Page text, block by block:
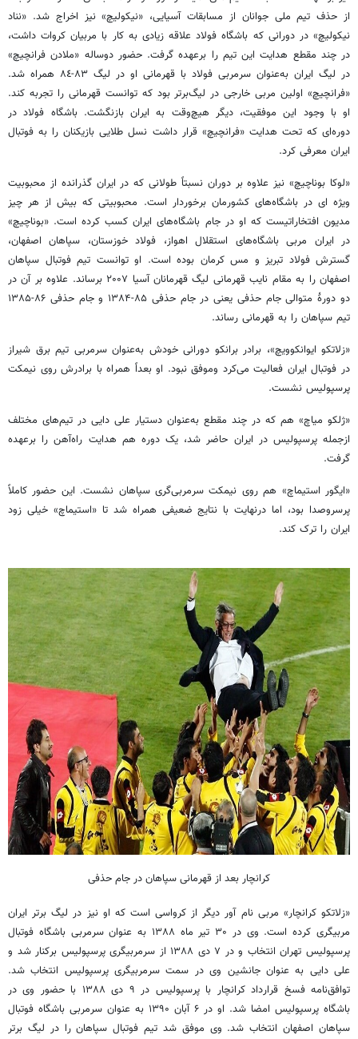
از حذف تیم ملی جوانان از مسابقات آسیایی، «نیکولیچ» نیز اخراج شد. «نناد
نیکولیچ» در دورانی که باشگاه فولاد علاقه زیادی به کار با مربیان کروات داشت،
در چند مقطع هدایت این تیم را برعهده گرفت. حضور دوساله «ملادن فرانچیچ»
در لیگ ایران به‌عنوان سرمربی فولاد با قهرمانی او در لیگ ٨٣-٨٤ همراه شد.
«فرانچیچ» اولین مربی خارجی در لیگ‌برتر بود که توانست قهرمانی را تجربه کند.
او با وجود این موفقیت، دیگر هیچ‌وقت به ایران بازنگشت. باشگاه فولاد در
دوره‌ای که تحت هدایت «فرانچیچ» قرار داشت نسل طلایی بازیکنان را به فوتبال
ایران معرفی کرد.
«لوکا بوناچیچ» نیز علاوه بر دوران نسبتاً طولانی که در ایران گذرانده از محبوبیت
ویژه ای در باشگاه‌های کشورمان برخوردار است. محبوبیتی که بیش از هر چیز
مدیون افتخاراتیست که او در جام باشگاه‌های ایران کسب کرده است. «بوناچیچ»
در ایران مربی باشگاه‌های استقلال اهواز، فولاد خوزستان، سپاهان اصفهان،
گسترش فولاد تبریز و مس کرمان بوده است. او توانست تیم فوتبال سپاهان
اصفهان را به مقام نایب قهرمانی لیگ قهرمانان آسیا ۲۰۰۷ برساند. علاوه بر آن در
دو دورهٔ متوالی جام حذفی یعنی در جام حذفی ۸۵-۱۳۸۴ و جام حذفی ۸۶-۱۳۸۵
تیم سپاهان را به قهرمانی رساند.
«زلاتکو ایوانکوویچ»، برادر برانکو دورانی خودش به‌عنوان سرمربی تیم برق شیراز
در فوتبال ایران فعالیت می‌کرد وموفق نبود. او بعداً همراه با برادرش روی نیمکت
پرسپولیس نشست.
«ژلکو میاچ» هم که در چند مقطع به‌عنوان دستیار علی دایی در تیم‌های مختلف
ازجمله پرسپولیس در ایران حاضر شد، یک دوره هم هدایت راه‌آهن را برعهده
گرفت.
«ایگور استیماچ» هم روی نیمکت سرمربی‌گری سپاهان نشست. این حضور کاملاً
پرسروصدا بود، اما درنهایت با نتایج ضعیفی همراه شد تا «استیماچ» خیلی زود
ایران را ترک کند.
کرانچار بعد از قهرمانی سپاهان در جام حذفی
«زلاتکو کرانچار» مربی نام آور دیگر از کرواسی است که او نیز در لیگ برتر ایران
مربیگری کرده است. وی در ۳۰ تیر ماه ۱۳۸۸ به عنوان سرمربی باشگاه فوتبال
پرسپولیس تهران انتخاب و در ۷ دی ۱۳۸۸ از سرمربیگری پرسپولیس برکنار شد و
علی دایی به عنوان جانشین وی در سمت سرمربیگری پرسپولیس انتخاب شد.
توافق‌نامه فسخ قرارداد کرانچار با پرسپولیس در ۹ دی ۱۳۸۸ با حضور وی در
باشگاه پرسپولیس امضا شد. او در ۶ آبان ۱۳۹۰ به عنوان سرمربی باشگاه فوتبال
سپاهان اصفهان انتخاب شد. وی موفق شد تیم فوتبال سپاهان را در لیگ برتر